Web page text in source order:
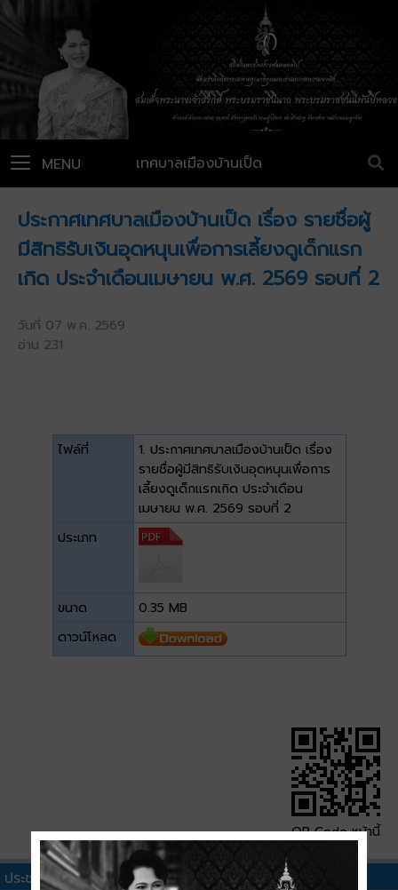
เทศบาลเมืองบ้านเป็ด
MENU
ประกาศเทศบาลเมืองบ้านเป็ด เรื่อง รายชื่อผู้
มีสิทธิรับเงินอุดหนุนเพื่อการเลี้ยงดูเด็กแรก
เกิด ประจำเดือนเมษายน พ.ศ. 2569 รอบที่ 2
วันที่ 07 พ.ค. 2569
อ่าน 231
ไฟล์ที่
1. ประกาศเทศบาลเมืองบ้านเป็ด เรื่อง
รายชื่อผู้มีสิทธิรับเงินอุดหนุนเพื่อการ
เลี้ยงดูเด็กแรกเกิด ประจำเดือน
เมษายน พ.ศ. 2569 รอบที่ 2
ประเภท
ขนาด
0.35 MB
ดาวน์โหลด
QR Code หน้านี้
ประชาสัมพันธ์เทศบาลอื่นๆ